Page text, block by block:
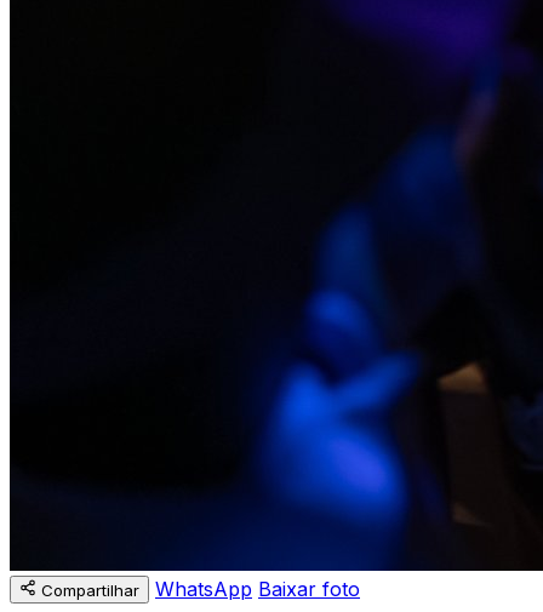
Compartilhar WhatsApp Baixar foto